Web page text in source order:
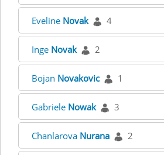
Eveline Novak 4
Inge Novak 2
Bojan Novakovic 1
Gabriele Nowak 3
Chanlarova Nurana 2